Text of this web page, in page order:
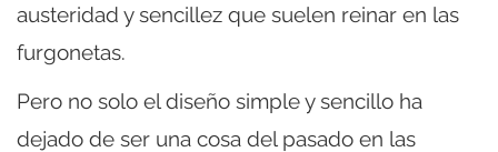
austeridad y sencillez que suelen reinar en las
furgonetas.
Pero no solo el diseño simple y sencillo ha
dejado de ser una cosa del pasado en las